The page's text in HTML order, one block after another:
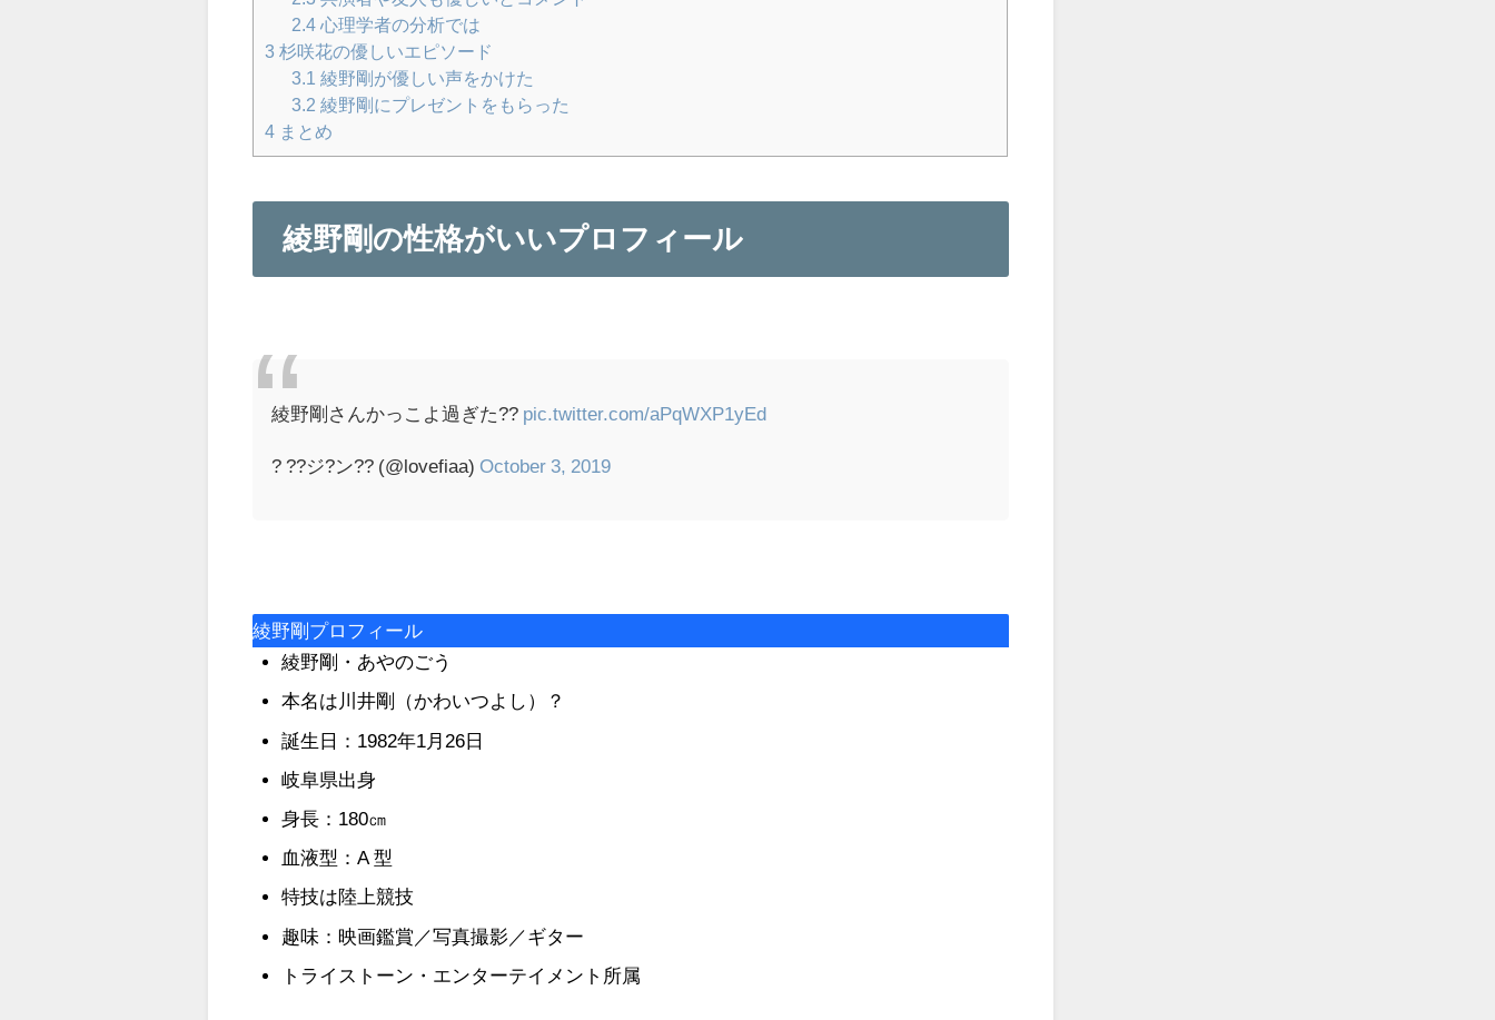
2.4 心理学者の分析では
3 杉咲花の優しいエピソード
3.1 綾野剛が優しい声をかけた
3.2 綾野剛にプレゼントをもらった
4 まとめ
綾野剛の性格がいいプロフィール
綾野剛さんかっこよ過ぎた?? pic.twitter.com/aPqWXP1yEd
? ??ジ?ン?? (@lovefiaa) October 3, 2019
綾野剛プロフィール
綾野剛・あやのごう
本名は川井剛（かわいつよし）？
誕生日：1982年1月26日
岐阜県出身
身長：180㎝
血液型：A 型
特技は陸上競技
趣味：映画鑑賞／写真撮影／ギター
トライストーン・エンターテイメント所属